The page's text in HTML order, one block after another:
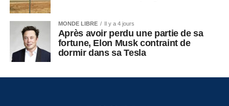
MONDE LIBRE Il y a 4 jours
Après avoir perdu une partie de sa
fortune, Elon Musk contraint de
dormir dans sa Tesla